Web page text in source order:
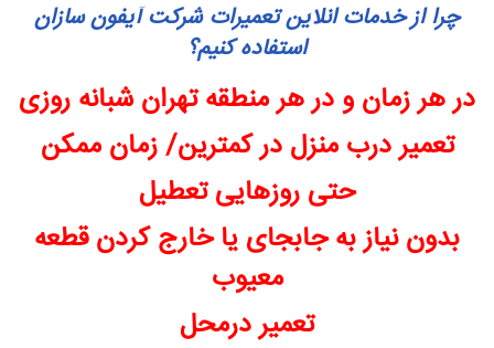
چرا از خدمات انلاین تعمیرات شرکت آیفون سازان
استفاده کنیم؟
در هر زمان و در هر منطقه تهران شبانه روزی
تعمیر درب منزل در کمترین/ زمان ممکن
حتی روزهایی تعطیل
بدون نیاز به جابجای یا خارج کردن قطعه
معیوب
تعمیر درمحل